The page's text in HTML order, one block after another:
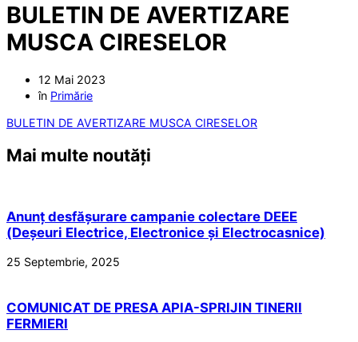
BULETIN DE AVERTIZARE
MUSCA CIRESELOR
12 Mai 2023
în Primărie
BULETIN DE AVERTIZARE MUSCA CIRESELOR
Mai multe noutăți
Anunț desfășurare campanie colectare DEEE
(Deșeuri Electrice, Electronice și Electrocasnice)
25 Septembrie, 2025
COMUNICAT DE PRESA APIA-SPRIJIN TINERII
FERMIERI